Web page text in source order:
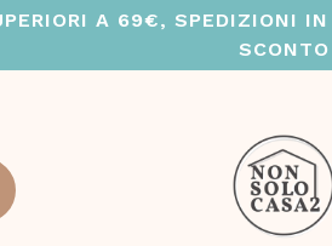
A 69€, SPEDIZIONI
SCONTO